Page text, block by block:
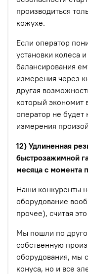
производиться
кожухе.
Если оператор
установки колеса
балансирования
измерения через
другая
который экономит
оператор не будет
измерения
12) Удлиненная
быстрозажимной
месяца с момента
Наши конкуренты
оборудование
прочее), считая
Мы пошли по
собственную
оборудования, мы
конуса, но и все